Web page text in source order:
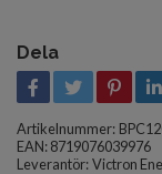
Dela
Artikelnummer:
EAN: 8719076039976
Leverantör:Victron